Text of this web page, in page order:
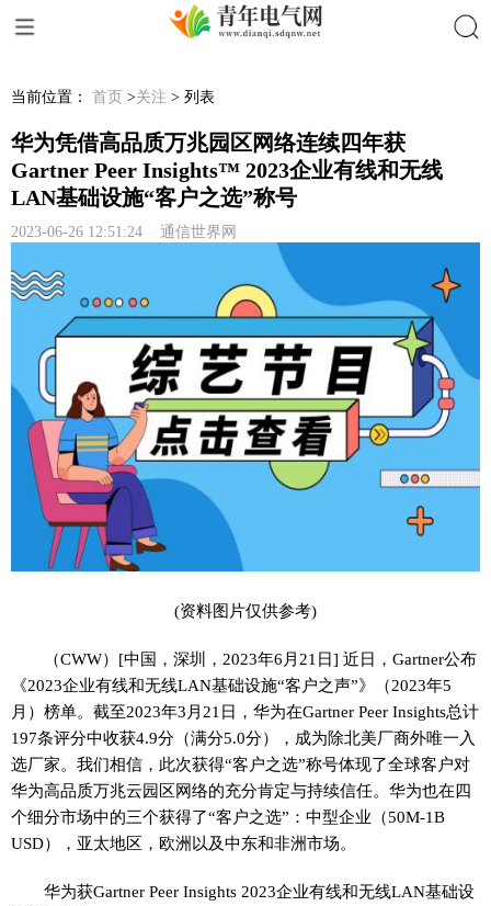
当前位置： 首页 >关注 > 列表
华为凭借高品质万兆园区网络连续四年获
Gartner Peer Insights™ 2023企业有线和无线
LAN基础设施“客户之选”称号
2023-06-26 12:51:24 通信世界网
(资料图片仅供参考)
（CWW） [中国，深圳，2023年6月21日] 近日，Gartner公布
《2023企业有线和无线LAN基础设施“客户之声”》（2023年5
月）榜单。截至2023年3月21日，华为在Gartner Peer Insights总计
197条评分中收获4.9分（满分5.0分），成为除北美厂商外唯一入
选厂家。我们相信，此次获得“客户之选”称号体现了全球客户对
华为高品质万兆云园区网络的充分肯定与持续信任。华为也在四
个细分市场中的三个获得了“客户之选”：中型企业（50M-1B
USD），亚太地区，欧洲以及中东和非洲市场。
华为获Gartner Peer Insights 2023企业有线和无线LAN基础设